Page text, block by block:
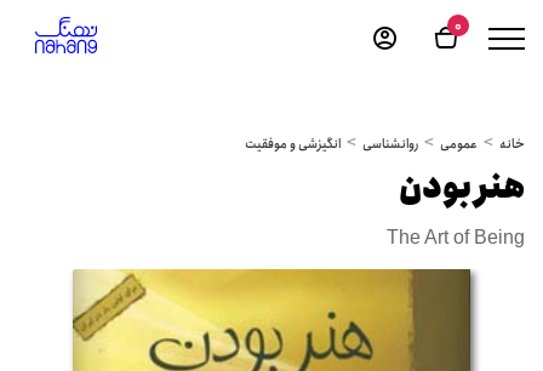
0
خانه عمومی روانشناسی انگیزشی و موفقیت
هنر بودن
The Art of Being